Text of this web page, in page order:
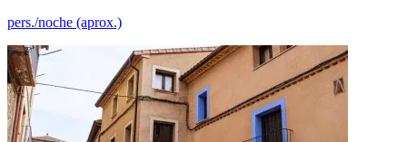
pers./noche (aprox.)